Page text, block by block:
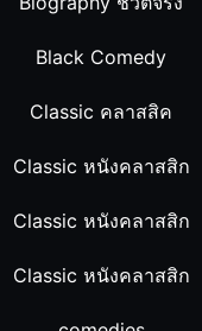
Black Comedy
Classic คลาสสิค
Classic หนังคลาสสิก
Classic หนังคลาสสิก
Classic หนังคลาสสิก